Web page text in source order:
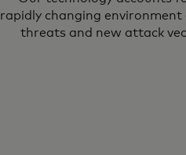
rapidly changing environment
threats and new attack